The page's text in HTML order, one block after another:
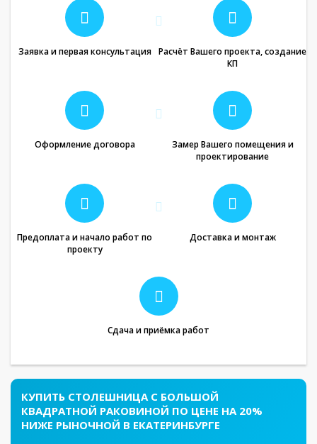
Заявка и первая консультация
Расчёт Вашего проекта, создание
КП
Оформление договора
Замер Вашего помещения и
проектирование
Предоплата и начало работ по
проекту
Доставка и монтаж
Сдача и приёмка работ
КУПИТЬ СТОЛЕШНИЦА С БОЛЬШОЙ
КВАДРАТНОЙ РАКОВИНОЙ ПО ЦЕНЕ НА 20%
НИЖЕ РЫНОЧНОЙ В ЕКАТЕРИНБУРГЕ